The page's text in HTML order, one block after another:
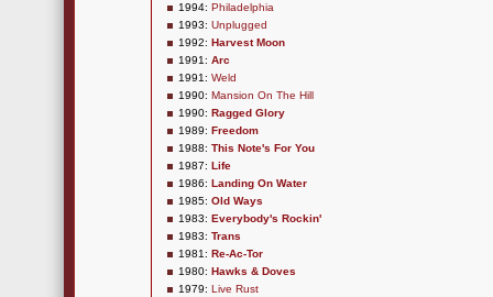
1994: Philadelphia
1993: Unplugged
1992: Harvest Moon
1991: Arc
1991: Weld
1990: Mansion On The Hill
1990: Ragged Glory
1989: Freedom
1988: This Note's For You
1987: Life
1986: Landing On Water
1985: Old Ways
1983: Everybody's Rockin'
1983: Trans
1981: Re-Ac-Tor
1980: Hawks & Doves
1979: Live Rust